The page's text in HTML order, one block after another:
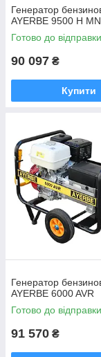
Генератор
AYERBE 9500 H MN
Готово до відправки
90 097 ₴
Купити
Генератор
AYERBE 6000 AVR
Готово до відправки
91 570 ₴